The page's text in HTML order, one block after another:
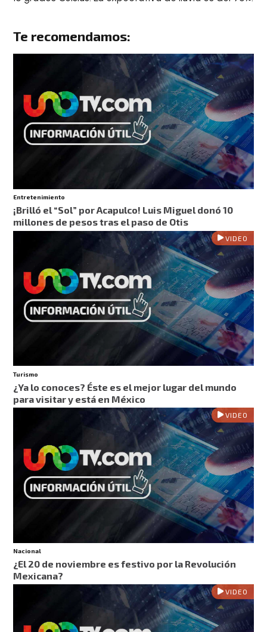
Te recomendamos:
Entretenimiento
¡Brilló el “Sol” por Acapulco! Luis Miguel donó 10
millones de pesos tras el paso de Otis
VIDEO
Turismo
¿Ya lo conoces? Éste es el mejor lugar del mundo
para visitar y está en México
VIDEO
Nacional
¿El 20 de noviembre es festivo por la Revolución
Mexicana?
VIDEO